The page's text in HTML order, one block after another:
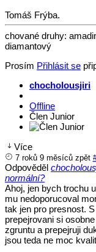
Tomáš Frýba.
chované druhy:
diamantový
Prosím Přihlásit se
chocholousjiri
Offline
Člen Junior
Více
7 roků 9 měsíců zpět
Odpověděl
normální?
Ahoj, jen bych trochu
mu nedoporucoval
tak jen pro presnost.
prepejrovani si
zgruntu a prepejruji
jsou teda ne moc